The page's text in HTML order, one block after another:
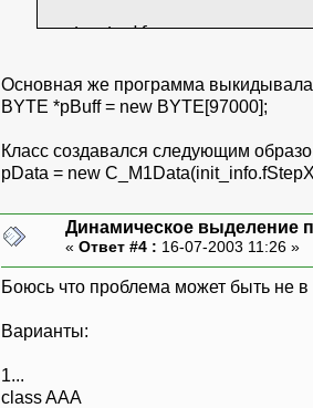
protected{
BYTE
double
int dx1;
int dx2;
";
s_buffcoord
BYTE *pBuffBin;
Основная же программа
BYTE *pBuff = new BYTE[97000];
Класс создавался следующим
pData = new
Динамическое выделение
« Ответ #4 : 16-07-2003 11:26 »
Боюсь что проблема может быть не в
Варианты:
1...
class AAA